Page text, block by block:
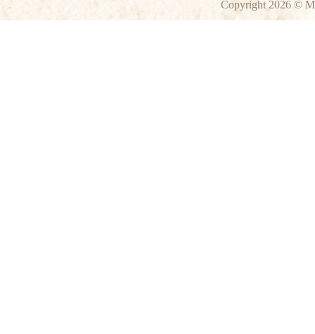
Copyright 2026 ©